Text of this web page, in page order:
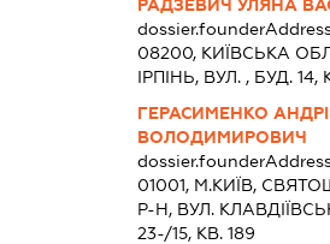
РАДЗЕВИЧ УЛЯНА
08200, КИЇВСЬКА
ІРПІНЬ, ВУЛ. , БУД. 14,
ГЕРАСИМЕНКО
ВОЛОДИМИРОВИЧ
01001, М.КИЇВ,
Р-Н, ВУЛ.
23-/15, КВ. 189